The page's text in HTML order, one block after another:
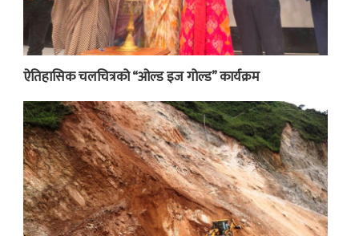
ऐतिहासिक चलचित्रको “ओल्ड इज गोल्ड” कार्यक्रम